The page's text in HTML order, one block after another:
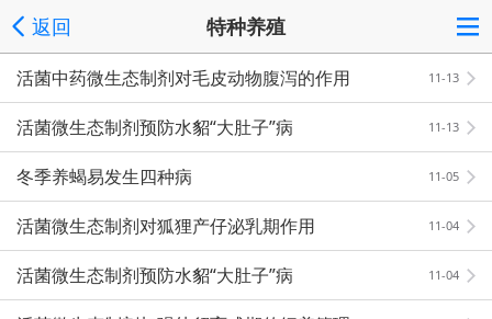
返回 特种养殖
11-13
活菌中药微生态制剂对毛皮动物腹泻的作用
11-13
活菌微生态制剂预防水貂“大肚子”病
11-05
冬季养蝎易发生四种病
11-04
活菌微生态制剂对狐狸产仔泌乳期作用
11-04
活菌微生态制剂预防水貂“大肚子”病